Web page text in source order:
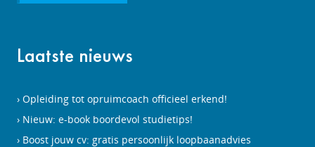
Laatste nieuws
Opleiding tot opruimcoach officieel erkend!
Nieuw: e-book boordevol studietips!
Boost jouw cv: gratis persoonlijk loopbaanadvies